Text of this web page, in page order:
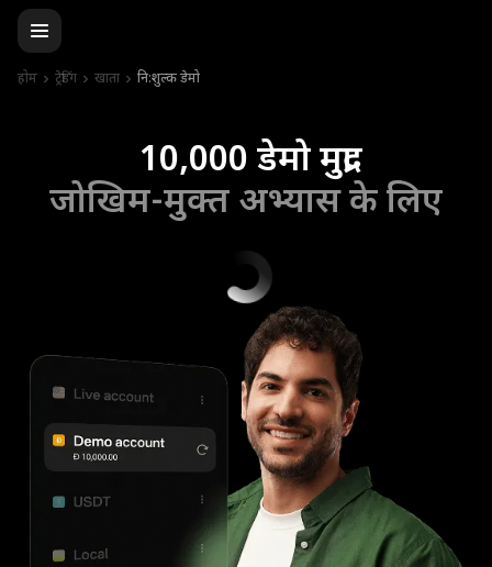
होम ट्रेडिंग खाता नि:शुल्क डेमो
10,000 डेमो मुद्रा
जोखिम-मुक्त अभ्यास के लिए